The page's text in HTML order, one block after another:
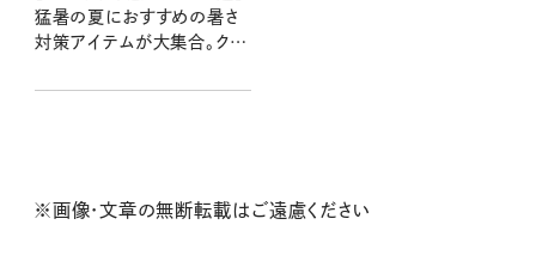
猛暑の夏におすすめの暑さ
対策アイテムが大集合。クー
※画像・文章の無断転載はご遠慮ください